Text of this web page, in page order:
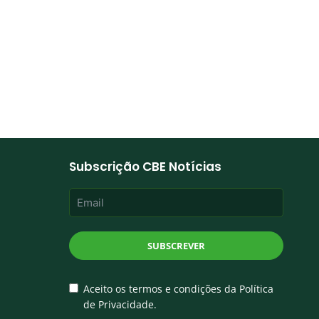
Subscrição CBE Notícias
SUBSCREVER
Aceito os termos e condições da Política
de Privacidade.